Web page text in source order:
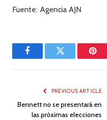
Fuente: Agencia AJN
FacebookTwitter
PREVIOUS ARTICLE
Bennett no se presentará en
las próximas elecciones